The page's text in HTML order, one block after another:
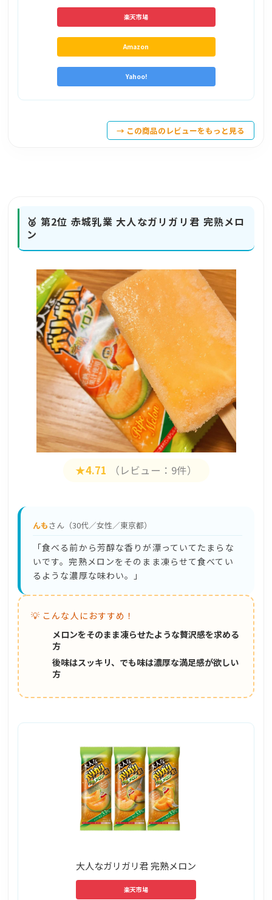
楽天市場
Amazon
Yahoo!
→ この商品のレビューをもっと見る
🥈 第2位 赤城乳業 大人なガリガリ君 完熟メロ
ン
★4.71 （レビュー：9件）
んもさん（30代／女性／東京都）
「食べる前から芳醇な香りが漂っていてたまらな
いです。完熟メロンをそのまま凍らせて食べてい
るような濃厚な味わい。」
💡 こんな人におすすめ！
メロンをそのまま凍らせたような贅沢感を求める
方
後味はスッキリ、でも味は濃厚な満足感が欲しい
方
大人なガリガリ君 完熟メロン
楽天市場